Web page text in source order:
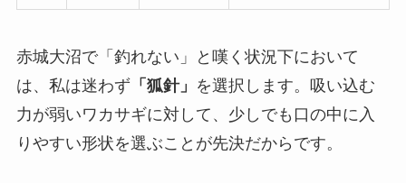
赤城大沼で「釣れない」と嘆く状況下において
は、私は迷わず「狐針」 を選択します。吸い込む
力が弱いワカサギに対して、少しでも口の中に入
りやすい形状を選ぶことが先決だからです。